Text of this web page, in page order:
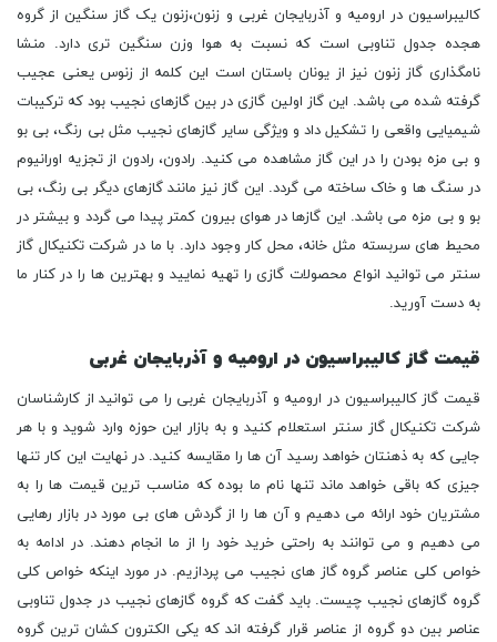
کالیبراسیون در ارومیه و آذربایجان غربی و زنون،زنون یک گاز سنگین از گروه
هجده جدول تناوبی است که نسبت به هوا وزن سنگین تری دارد. منشا
نامگذاری گاز زنون نیز از یونان باستان است این کلمه از زنوس یعنی عجیب
گرفته شده می باشد. این گاز اولین گازی در بین گازهای نجیب بود که ترکیبات
شیمیایی واقعی را تشکیل داد و ویژگی سایر گازهای نجیب مثل بی رنگ، بی بو
و بی مزه بودن را در این گاز مشاهده می کنید. رادون، رادون از تجزیه اورانیوم
در سنگ ها و خاک ساخته می گردد. این گاز نیز مانند گازهای دیگر بی رنگ، بی
بو و بی مزه می باشد. این گازها در هوای بیرون کمتر پیدا می گردد و بیشتر در
محیط های سربسته مثل خانه، محل کار وجود دارد. با ما در شرکت تکنیکال گاز
سنتر می توانید انواع محصولات گازی را تهیه نمایید و بهترین ها را در کنار ما
به دست آورید.
قیمت گاز کالیبراسیون در ارومیه و آذربایجان غربی
قیمت گاز کالیبراسیون در ارومیه و آذربایجان غربی را می توانید از کارشناسان
شرکت تکنیکال گاز سنتر استعلام کنید و به بازار این حوزه وارد شوید و با هر
جایی که به ذهنتان خواهد رسید آن ها را مقایسه کنید. در نهایت این کار تنها
جیزی که باقی خواهد ماند تنها نام ما بوده که مناسب ترین قیمت ها را به
مشتریان خود ارائه می دهیم و آن ها را از گردش های بی مورد در بازار رهایی
می دهیم و می توانند به راحتی خرید خود را از ما انجام دهند. در ادامه به
خواص کلی عناصر گروه گاز های نجیب می پردازیم. در مورد اینکه خواص کلی
گروه گازهای نجیب چیست. باید گفت که گروه گازهای نجیب در جدول تناوبی
عناصر بین دو گروه از عناصر قرار گرفته اند که یکی الکترون کشان ترین گروه